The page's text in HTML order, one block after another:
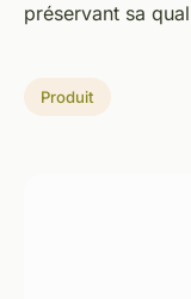
préservant sa
Produit